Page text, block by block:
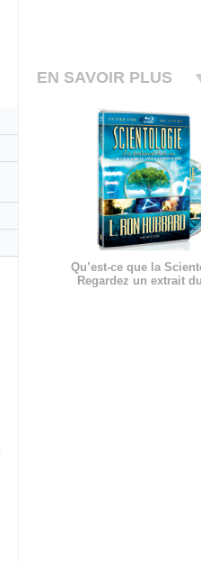
EN SAVOIR PLUS
Qu’est-ce que la
Regardez un extrait